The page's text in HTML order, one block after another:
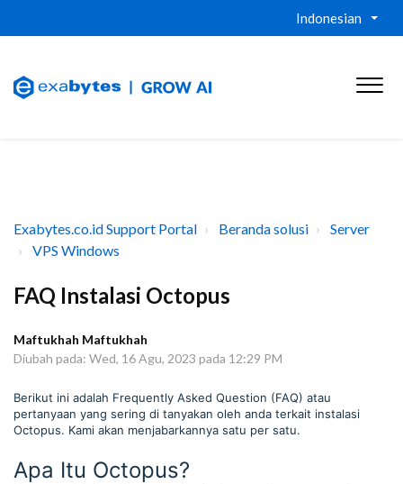
Indonesian
Exabytes.co.id Support Portal Beranda solusi
Server
VPS Windows
FAQ Instalasi Octopus
Maftukhah Maftukhah
Diubah pada: Wed, 16 Agu, 2023 pada 12:29 PM
Berikut ini adalah Frequently Asked Question (FAQ) atau
pertanyaan yang sering di tanyakan oleh anda terkait instalasi
Octopus. Kami akan menjabarkannya satu per satu.
Apa Itu Octopus?